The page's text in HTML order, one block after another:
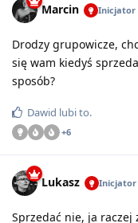
Marcin Inicjator
Drodzy grupowicze,
się wam kiedyś
sposób?
Dawid lubi to.
+6
Lukasz
Sprzedać nie, ja